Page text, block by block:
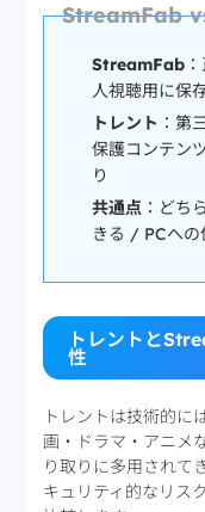
StreamFab
StreamFab
人視聴用に保
トレント ：第
保護コンテン
り
共通点 ：どち
きる / PCへの
トレントと
性
トレントは技術的に
画・ドラマ・アニメ
り取りに多用されて
キュリティ的なリス